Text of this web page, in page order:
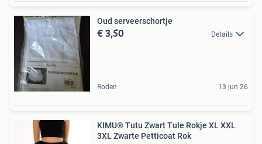
Oud serveerschortje
€ 3,50 Details
Roden 13 jun 26
KIMU® Tutu Zwart Tule Rokje XL XXL
3XL Zwarte Petticoat Rok